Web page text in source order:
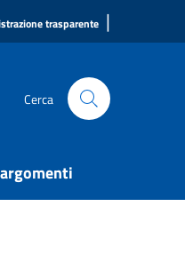
trasparente |
Cerca